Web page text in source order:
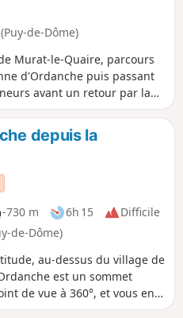
de-Dôme)
Murat-le-Quaire, parcours
d'Ordanche puis passant
avant un retour par la
depuis la
-730 m 6h 15
Difficile
de-Dôme)
au-dessus du village de
est un sommet
de vue à 360°, et vous en
commence en montée,